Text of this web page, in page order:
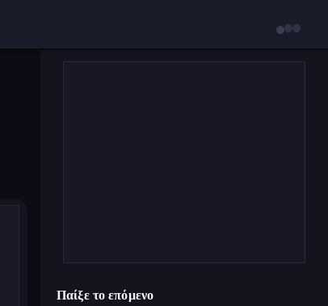
Παίξε το επόμενο